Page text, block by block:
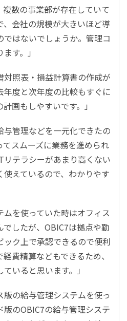
複数の事業部が存在していて
会社の規模が大きいほど導
はないでしょうか。管理コ
す。」
対照表・損益計算書の作成が
年度と次年度の比較もすぐに
画もしやすいです。」
与管理などを一元化できたの
スムーズに業務を進められ
テラシーがあまり高くない
えているので、わかりやす
ムを使っていた時はオフィス
したが、OBIC7は拠点や勤
ク上で承認できるので便利
費精算などもできるため、
いると思います。」
版の給与管理システムを使っ
のOBIC7の給与管理システ